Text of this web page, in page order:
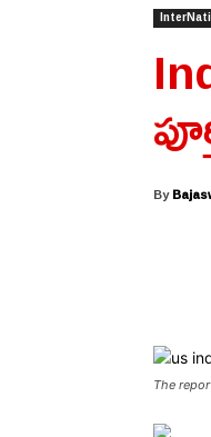
By
The